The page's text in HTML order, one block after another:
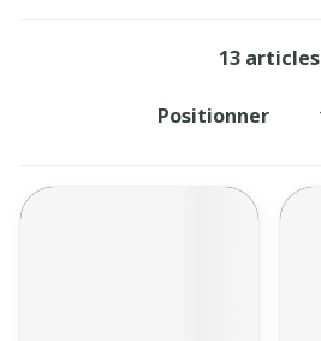
13 articles
Trier par: